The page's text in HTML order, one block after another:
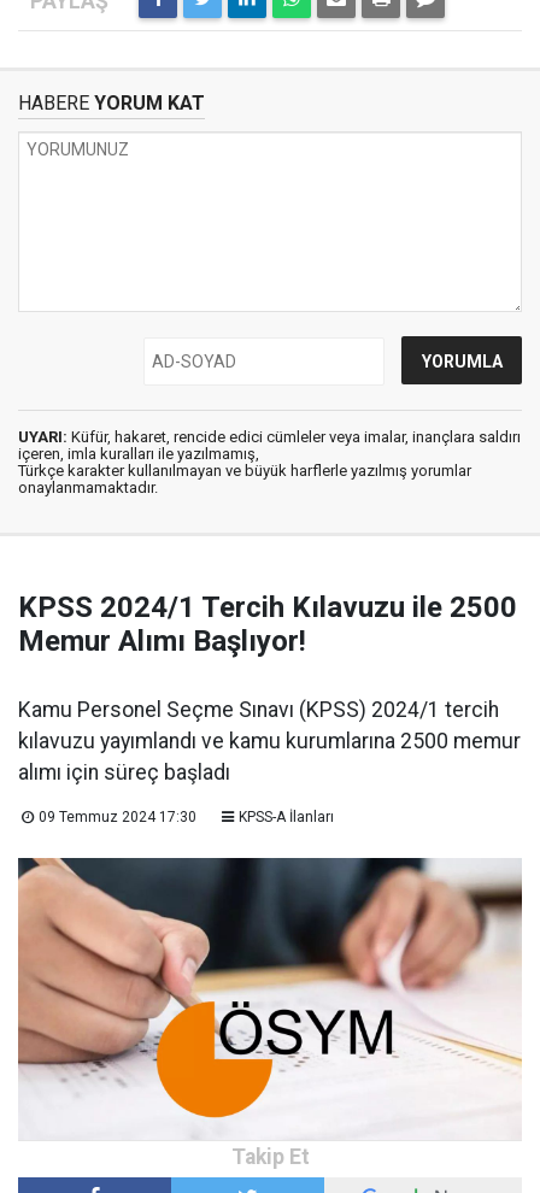
HABERE YORUM KAT
UYARI: Küfür, hakaret, rencide edici cümleler veya imalar, inançlara saldırı
içeren, imla kuralları ile yazılmamış,
Türkçe karakter kullanılmayan ve büyük harflerle yazılmış yorumlar
onaylanmamaktadır.
KPSS 2024/1 Tercih Kılavuzu ile 2500
Memur Alımı Başlıyor!
Kamu Personel Seçme Sınavı (KPSS) 2024/1 tercih
kılavuzu yayımlandı ve kamu kurumlarına 2500 memur
alımı için süreç başladı
09 Temmuz 2024 17:30 KPSS-A İlanları